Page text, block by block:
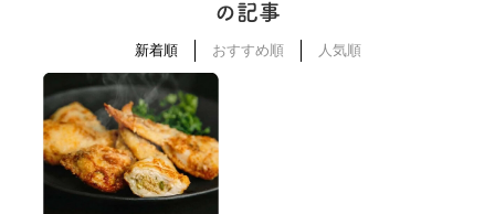
の記事
新着順 おすすめ順 人気順